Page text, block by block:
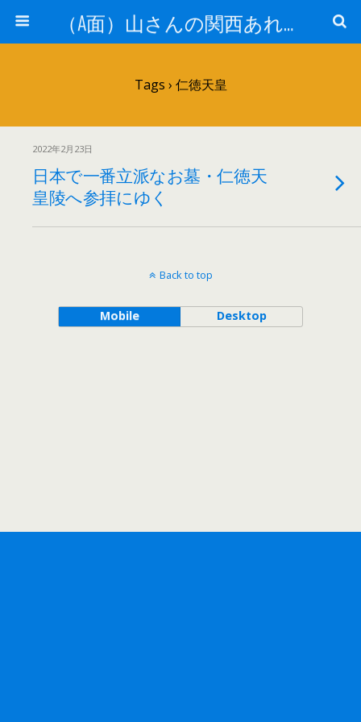
（A面）山さんの関西あれこれ見て歩き （B面）山さんの戦国あれこれ読み歩き
Tags › 仁徳天皇
2022年2月23日
日本で一番立派なお墓・仁徳天
皇陵へ参拝にゆく
Back to top
Mobile Desktop